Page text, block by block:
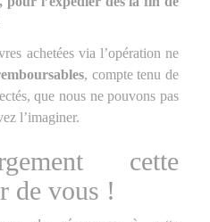
achetées via l’opération ne
, compte tenu de
que nous ne pouvons pas
l’imaginer.
cette
de vous !